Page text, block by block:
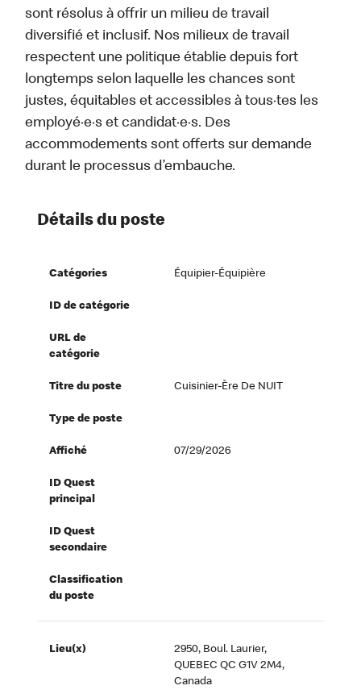
sont résolus à offrir un milieu de travail
diversifié et inclusif. Nos milieux de travail
respectent une politique établie depuis fort
longtemps selon laquelle les chances sont
justes, équitables et accessibles à tous·tes les
employé·e·s et candidat·e·s. Des
accommodements sont offerts sur demande
durant le processus d’embauche.
Détails du poste
Catégories Équipier-Équipière
ID de catégorie
URL de
catégorie
Titre du poste Cuisinier-Ère De NUIT
Type de poste
Affiché 07/29/2026
ID Quest
principal
ID Quest
secondaire
Classification
du poste
Lieu(x)
2950, Boul. Laurier,
QUEBEC QC G1V 2M4,
Canada